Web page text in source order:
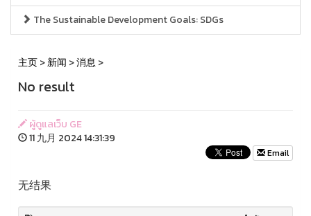
The Sustainable Development Goals: SDGs
主页>新闻 >消息>
No result
ผู้ดูแลเว็บ GE
11 九月 2024 14:31:39
Email
无结果